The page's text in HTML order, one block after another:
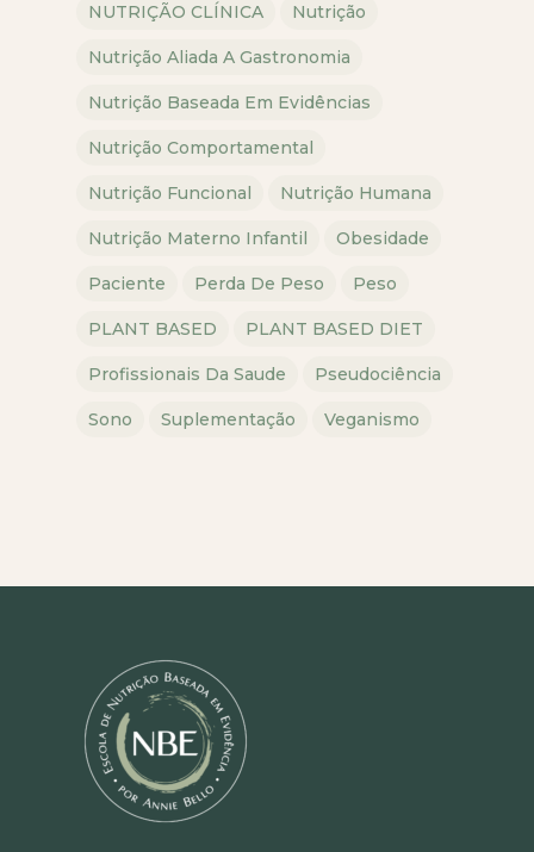
NUTRIÇÃO CLÍNICA Nutrição
Nutrição Aliada A Gastronomia
Nutrição Baseada Em Evidências
Nutrição Comportamental
Nutrição Funcional Nutrição Humana
Nutrição Materno Infantil Obesidade
Paciente Perda De Peso Peso
PLANT BASED PLANT BASED DIET
Profissionais Da Saude Pseudociência
Sono Suplementação Veganismo